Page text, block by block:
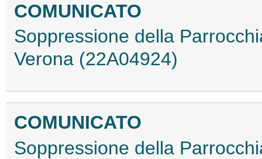
COMUNICATO
Soppressione della
Verona (22A04924)
COMUNICATO
Soppressione della